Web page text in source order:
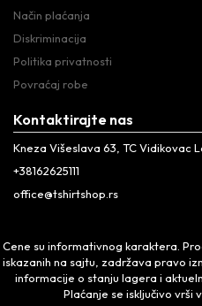
Način plaćanja
Diskriminacija
Politika privatnosti
Povraćaj robe
Kontaktirajte nas
Kneza Višeslava 63, TC Vidikovac
+38162625111
office@tshirtshop.rs
Cene su informativnog karaktera.
iskazanih na sajtu, zadržava pravo
informacije o stanju lagera i
Plaćanje se isključivo vrši